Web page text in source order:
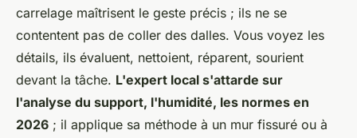
carrelage maîtrisent le geste précis ; ils ne se
contentent pas de coller des dalles. Vous voyez les
détails, ils évaluent, nettoient, réparent, sourient
devant la tâche. L'expert local s'attarde sur
l'analyse du support, l'humidité, les normes en
2026 ; il applique sa méthode à un mur fissuré ou à